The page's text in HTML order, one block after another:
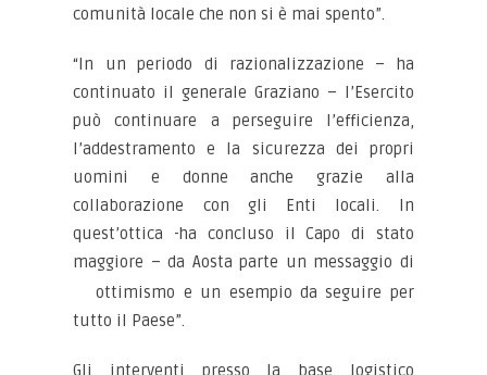
comunità locale che non si è mai spento”.
“In un periodo di razionalizzazione – ha
continuato il generale Graziano – l’Esercito
può continuare a perseguire l’efficienza,
l’addestramento e la sicurezza dei propri
uomini e donne anche grazie alla
collaborazione con gli Enti locali. In
quest’ottica -ha concluso il Capo di stato
maggiore – da Aosta parte un messaggio di
ottimismo e un esempio da seguire per
tutto il Paese”.
Gli interventi presso la base logistico